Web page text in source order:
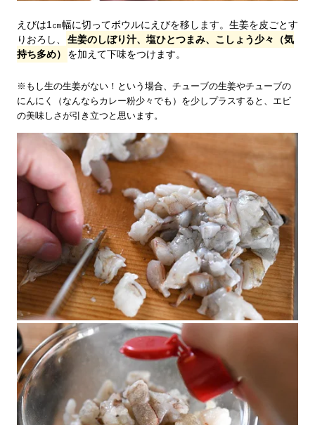
えびは1㎝幅に切ってボウルにえびを移します。生姜を皮ごとす
りおろし、
生姜のしぼり汁、塩ひとつまみ、こしょう少々（気
持ち多め）
を加えて下味をつけます。
※もし生の生姜がない！という場合、チューブの生姜やチューブの
にんにく（なんならカレー粉少々でも）を少しプラスすると、エビ
の美味しさが引き立つと思います。